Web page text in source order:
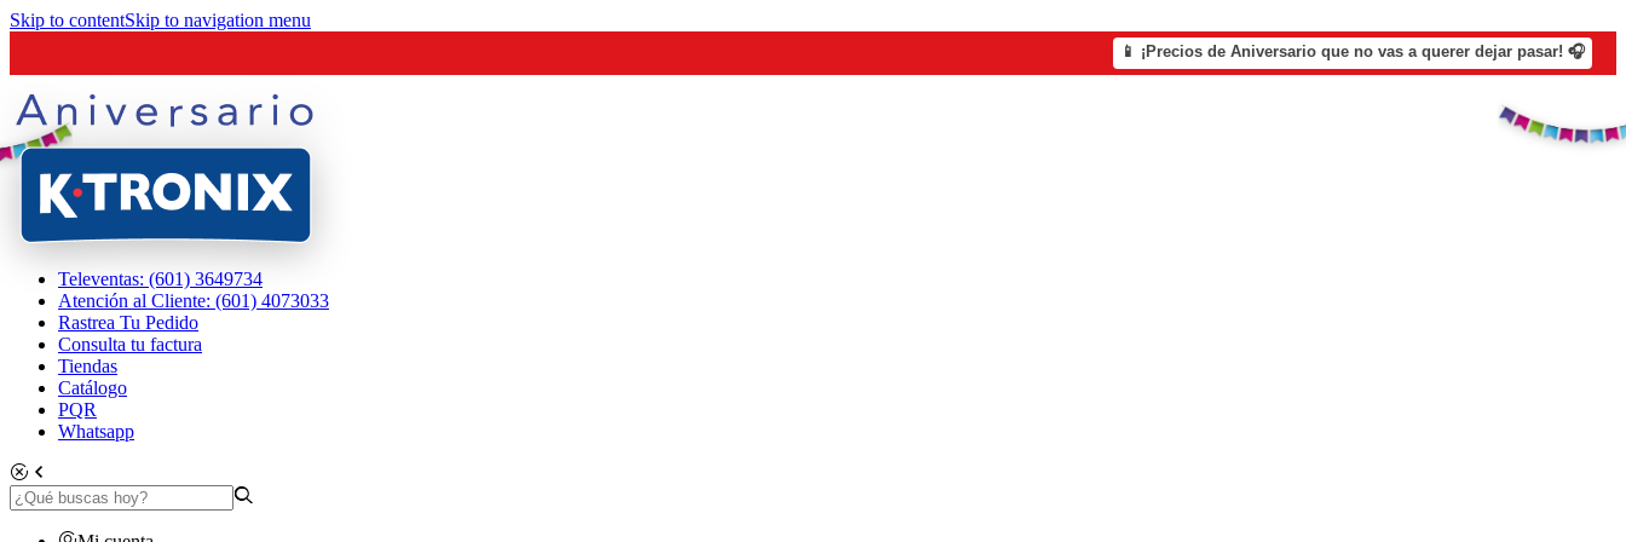
Skip to contentSkip to navigation menu
📱 ¡Precios de Aniversario que no vas a querer dejar pasar! 🎧
Televentas: (601) 3649734
Atención al Cliente: (601) 4073033
Rastrea Tu Pedido
Consulta tu factura
Tiendas
Catálogo
PQR
Whatsapp